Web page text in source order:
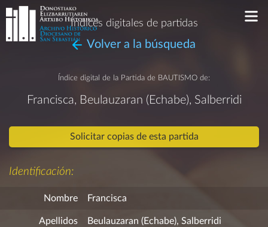
Índices digitales de partidas
Volver a la búsqueda
Índice digital de la Partida de BAUTISMO de:
Francisca, Beulauzaran (Echabe), Salberridi
Solicitar copias de esta partida
Identificación:
Nombre Francisca
Apellidos Beulauzaran (Echabe), Salberridi